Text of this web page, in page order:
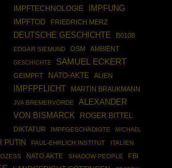
IMPFTECHNOLOGIE
IMPFUNG
IMPFTOD
FRIEDRICH MERZ
DEUTSCHE GESCHICHTE B0108
EDGAR SIEMUND OSM AMBIENT
GESCHICHTE SAMUEL ECKERT
GEIMPFT NATO-AKTE ALIEN
IMPFPFLICHT MARTIN BRAUKMANN
JVA BREMERVÖRDE
ALEXANDER
VON BISMARCK
ROGER BITTEL
DIKTATUR IMPFGESCHÄDIGTE MICHAEL
PUTIN PAUL-EHRLICH INSTITUT
ITALIEN
NATO AKTE SHADOW PEOPLE FBI